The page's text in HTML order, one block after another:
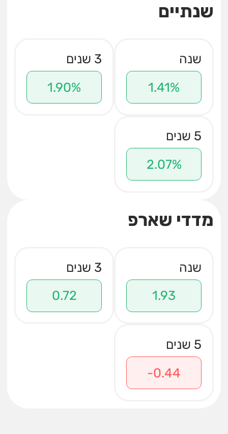
שנתיים
שנה
1.41%
3 שנים
1.90%
5 שנים
2.07%
מדדי שארפ
שנה
1.93
3 שנים
0.72
5 שנים
-0.44